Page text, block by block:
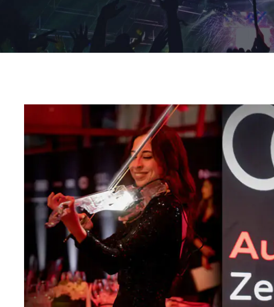
immagine